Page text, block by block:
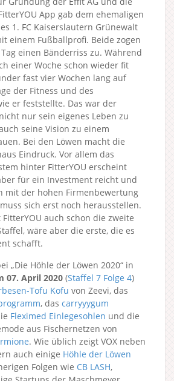
App gab dem ehemaligen
1. FC Kaiserslautern Grünewalt
einem Fußballprofi. Beide zogen
einen Bänderriss zu. Während
einer Woche schon wieder fit
fast vier Wochen lang auf
der Fitness und des
er feststellte. Das war der
nur sein eigenes Leben zu
seine Vision zu einem
Bei den Löwen macht die
Eindruck. Vor allem das
hinter FitterYOU erscheint
für ein Investment reicht und
mit der hohen Firmenbewertung
sich erst noch herausstellen.
FitterYOU auch schon die zweite
wäre aber die erste, die es
schafft.
„Die Höhle der Löwen 2020“ in
07. April 2020 (Staffel 7 Folge 4)
Tofu Kofu von Zeevi, das
, das carryyygum
Fleximed Einlegesohlen und die
aus Fischernetzen von
. Wie üblich zeigt VOX neben
auch einige Höhle der Löwen
Folgen wie CB LASH,